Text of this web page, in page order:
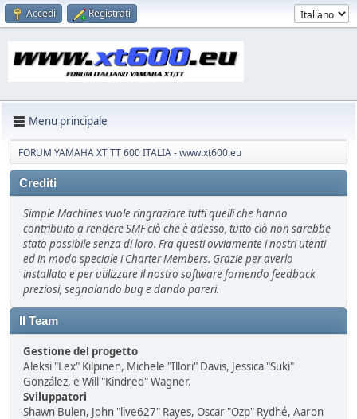
Accedi Registrati
Menu principale
FORUM YAMAHA XT TT 600 ITALIA - www.xt600.eu
Crediti
Simple Machines vuole ringraziare tutti quelli che hanno
contribuito a rendere SMF ciò che è adesso, tutto ciò non sarebbe
stato possibile senza di loro. Fra questi ovviamente i nostri utenti
ed in modo speciale i Charter Members. Grazie per averlo
installato e per utilizzare il nostro software fornendo feedback
preziosi, segnalando bug e dando pareri.
Il Team
Gestione del progetto
Aleksi "Lex" Kilpinen, Michele "Illori" Davis, Jessica "Suki"
González, e Will "Kindred" Wagner.
Sviluppatori
Shawn Bulen, John "live627" Rayes, Oscar "Ozp" Rydhé, Aaron